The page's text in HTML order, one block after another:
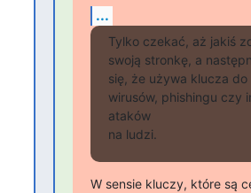
...
Tylko czekać, aż jakiś
swoją stronkę, a
się, że używa klucza do
wirusów, phishingu czy
ataków
na ludzi.
W sensie kluczy, które są